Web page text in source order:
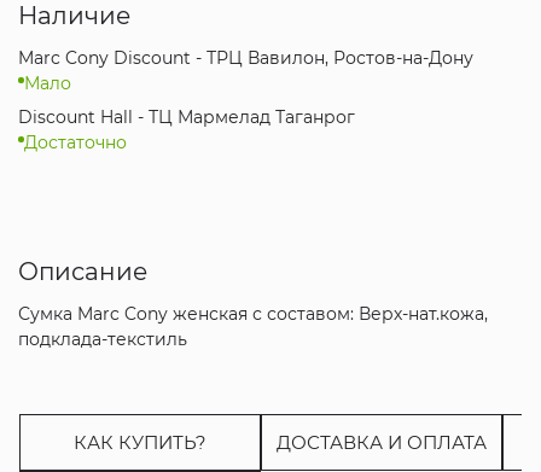
Наличие
Marc Cony Discount - ТРЦ Вавилон, Ростов-на-Дону
Мало
Discount Hall - ТЦ Мармелад Таганрог
Достаточно
Описание
Сумка Marc Cony женская с составом: Верх-нат.кожа,
подклада-текстиль
КАК КУПИТЬ? ДОСТАВКА И ОПЛАТА